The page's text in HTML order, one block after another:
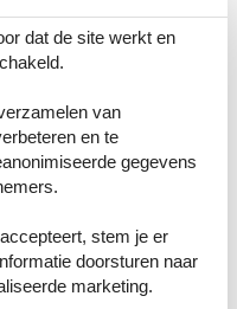
van topkwaliteit.
en Ribe (de oudste
binnen een uur rijden.
dat de site werkt en
van
en te
gegevens
stem je er
doorsturen naar
marketing.